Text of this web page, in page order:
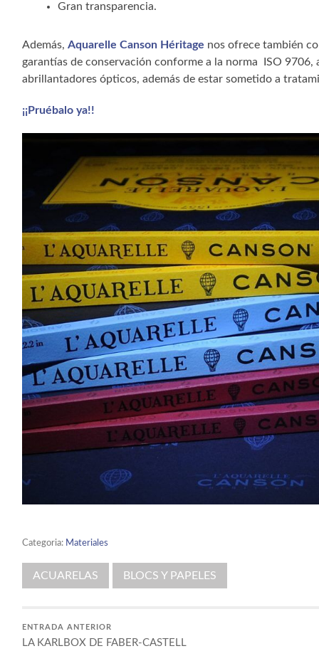
Gran transparencia.
Además,Aquarelle Canson Héritage nos ofrece también
garantías de conservación conforme a la norma
ISO 9706,
abrillantadores ópticos, además de estar sometido a
¡¡Pruébalo ya!!
Categoria: Materiales
ACUARELAS BLOCS Y PAPELES
ENTRADA ANTERIOR
LA KARLBOX DE FABER-CASTELL